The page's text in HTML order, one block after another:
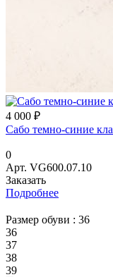
4 000 ₽
Сабо темно-синие
0
Арт. VG600.07.10
Заказать
Подробнее
Размер обуви : 36
36
37
38
39